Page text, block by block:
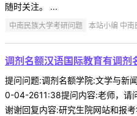
随时关注。 ...
中南民族大学考研问题 本站小编 中
调剂名额汉语国际教育有调剂
提问问题:调剂名额学院:文学与新
0-04-2611:38提问内容:老师，请
谢谢回复内容:研究生院网站和报